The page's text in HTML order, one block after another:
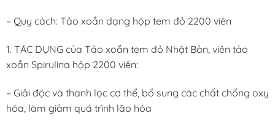
– Quy cách: Tảo xoắn dạng hộp tem đỏ 2200 viên
1. TÁC DỤNG của Tảo xoắn tem đỏ Nhật Bản, viên tảo
xoắn Spirulina hộp 2200 viên:
– Giải độc và thanh lọc cơ thể, bổ sung các chất chống oxy
hóa, làm giảm quá trình lão hóa